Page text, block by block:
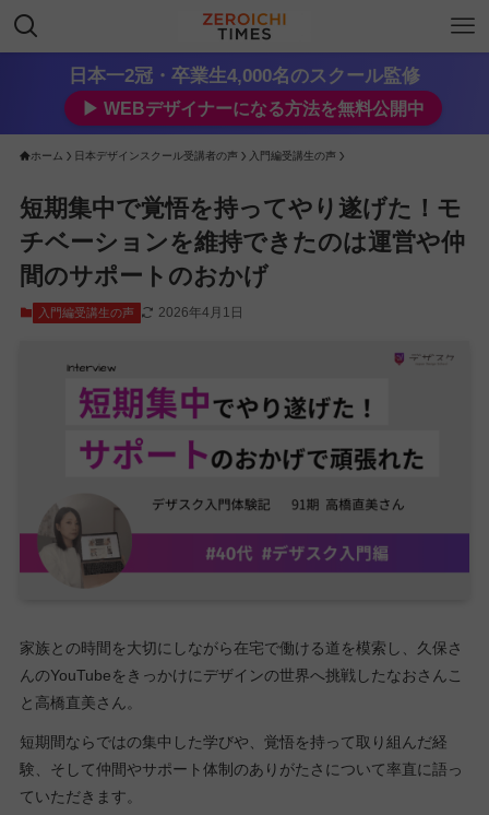
日本一2冠・卒業生4,000名のスクール監修
▶︎ WEBデザイナーになる方法を無料公開中
ホーム 日本デザインスクール受講者の声 入門編受講生の声
短期集中で覚悟を持ってやり遂げた！モ
チベーションを維持できたのは運営や仲
間のサポートのおかげ
入門編受講生の声 2026年4月1日
家族との時間を大切にしながら在宅で働ける道を模索し、久保さ
んのYouTubeをきっかけにデザインの世界へ挑戦したなおさんこ
と高橋直美さん。
短期間ならではの集中した学びや、覚悟を持って取り組んだ経
験、そして仲間やサポート体制のありがたさについて率直に語っ
ていただきます。